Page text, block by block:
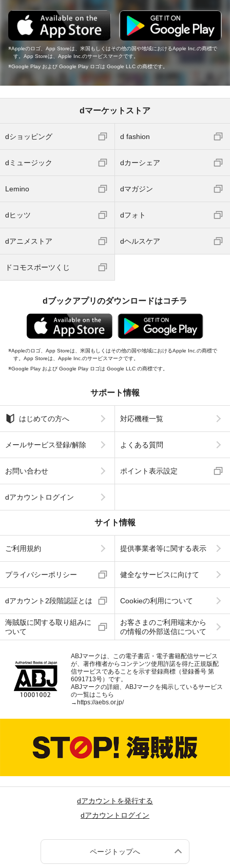
Appleのロゴ、App Storeは、米国もしくはその他の国や地域におけるApple Inc.の商標で
す。App Storeは、Apple Inc.のサービスマークです。
Google Play および Google Play ロゴは Google LLC の商標です。
dマーケットストア
dショッピング d fashion
dミュージック dカーシェア
Lemino dマガジン
dヒッツ dフォト
dアニメストア dヘルスケア
ドコモスポーツくじ
dブックアプリのダウンロードはコチラ
Appleのロゴ、App Storeは、米国もしくはその他の国や地域におけるApple Inc.の商標で
す。App Storeは、Apple Inc.のサービスマークです。
Google Play および Google Play ロゴは Google LLC の商標です。
サポート情報
はじめての方へ 対応機種一覧
メールサービス登録/解除 よくある質問
お問い合わせ ポイント表示設定
dアカウントログイン
サイト情報
ご利用規約 提供事業者等に関する表示
プライバシーポリシー 健全なサービスに向けて
dアカウント2段階認証とは Cookieの利用について
海賊版に関する取り組みに
ついて
お客さまのご利用端末から
の情報の外部送信について
ABJマークは、この電子書店・電子書籍配信サービス
が、著作権者からコンテンツ使用許諾を得た正規版配
信サービスであることを示す登録商標（登録番号 第
6091713号）です。
ABJマークの詳細、ABJマークを掲示しているサービス
の一覧はこちら
→https://aebs.or.jp/
dアカウントを発行する
dアカウントログイン
ページトップへ